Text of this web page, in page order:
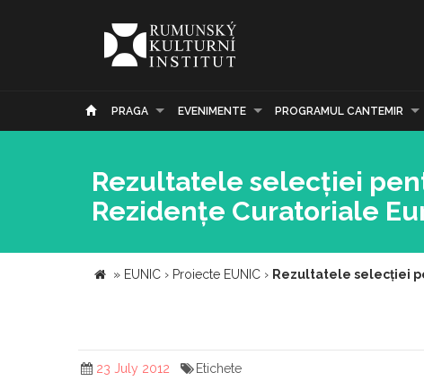
PRAGA EVENIMENTE PROGRAMUL CANTEMIR
Rezultatele selecției
Rezidențe Curatoriale
» EUNIC › Proiecte EUNIC › Rezultatele selecției
23 July 2012 Etichete